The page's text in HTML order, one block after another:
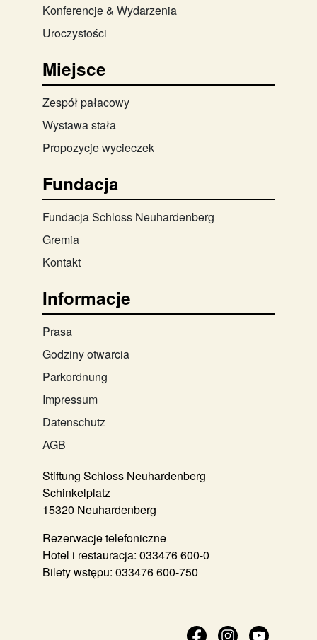
Konferencje & Wydarzenia
Uroczystości
Miejsce
Zespół pałacowy
Wystawa stała
Propozycje wycieczek
Fundacja
Fundacja Schloss Neuhardenberg
Gremia
Kontakt
Informacje
Prasa
Godziny otwarcia
Parkordnung
Impressum
Datenschutz
AGB
Stiftung Schloss Neuhardenberg
Schinkelplatz
15320 Neuhardenberg
Rezerwacje telefoniczne
Hotel i restauracja: 033476 600-0
Bilety wstępu: 033476 600-750